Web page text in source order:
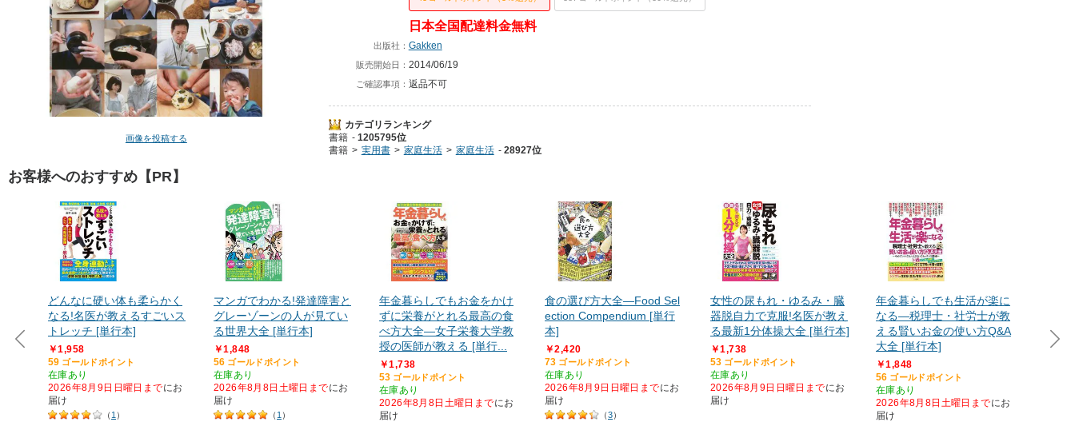
画像を投稿する
日本全国配達料金無料
出版社： Gakken
販売開始日： 2014/06/19
ご確認事項： 返品不可
カテゴリランキング
書籍
1205795位
書籍
実用書 家庭生活 家庭生活 28927位
お客様へのおすすめ【PR】
どんなに硬い体も柔らかく
なる!名医が教えるすごいス
トレッチ [単行本]
￥1,958
59 ゴールドポイント
在庫あり
2026年8月9日日曜日までにお
届け
（ 1 ）
マンガでわかる!発達障害と
グレーゾーンの人が見てい
る世界大全 [単行本]
￥1,848
56 ゴールドポイント
在庫あり
2026年8月8日土曜日までにお
届け
（ 1 ）
年金暮らしでもお金をかけ
ずに栄養がとれる最高の食
べ方大全―女子栄養大学教
授の医師が教える [単行...
￥1,738
53 ゴールドポイント
在庫あり
2026年8月8日土曜日までにお
届け
食の選び方大全―Food Sel
ection Compendium [単行
本]
￥2,420
73 ゴールドポイント
在庫あり
2026年8月9日日曜日までにお
届け
（3）
女性の尿もれ・ゆるみ・臓
器脱自力で克服!名医が教え
る最新1分体操大全 [単行本]
￥1,738
53 ゴールドポイント
在庫あり
2026年8月9日日曜日までにお
届け
年金暮らしでも生活が楽に
なる―税理士・社労士が教
える賢いお金の使い方Q&A
大全 [単行本]
￥1,848
56 ゴールドポイント
在庫あり
2026年8月8日土曜日までにお
届け
￥
56 ゴー